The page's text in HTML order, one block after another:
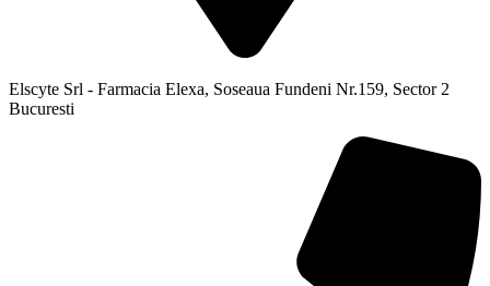
Elscyte Srl - Farmacia Elexa, Soseaua Fundeni Nr.159, Sector 2
Bucuresti